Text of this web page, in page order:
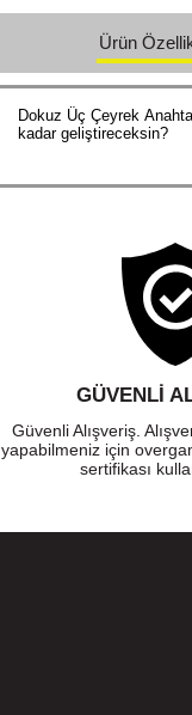
Ürün
Dokuz Üç Çeyrek
kadar geliştireceksin?
GÜVENLI
Güvenli Alışveriş.
yapabilmeniz için
sertifikası